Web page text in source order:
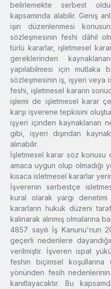
belirlemekte serbest
kapsamında alabilir. Geniş
işin düzenlenmesi
sözleşmesinin feshi dâhil
türlü kararlar, işletmesel
gereklerinden
yapılabilmesi için mutlaka
sözleşmesinin iş, işyeri veya
feshi, işletmesel kararın
işlemi de işletmesel karar
karşı işverene tepkisini
işyeri içinden kaynaklanan
gibi, işyeri dışından
alınabilir.
İşletmesel karar söz konusu
amaca uygun olup olmadığı
kısaca isletmesel kararlar
İşverenin serbestçe
kural olarak yargı denetimi
kararların hukuk düzeni
kalınarak alınmış olmalarına
4857 sayılı İş Kanunu'nun
geçerli nedenlere
verilmiştir. İşveren ispat
feshin biçimsel
yönünden fesih
kanıtlayacaktır. Bu